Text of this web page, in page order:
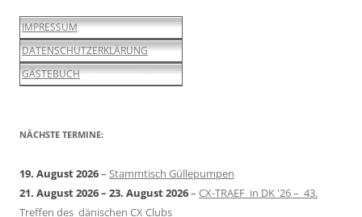
IMPRESSUM
DATENSCHUTZERKLÄRUNG
GÄSTEBUCH
NÄCHSTE TERMINE:
19. August 2026– Stammtisch Güllepumpen
21. August 2026– 23. August 2026– CX-TRAEF in DK '26 – 43.
Treffen des dänischen CX Clubs